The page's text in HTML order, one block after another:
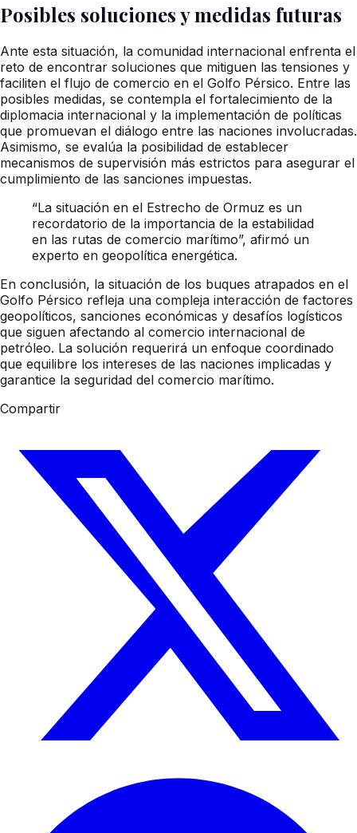
Posibles soluciones y medidas futuras
Ante esta situación, la comunidad internacional enfrenta el
reto de encontrar soluciones que mitiguen las tensiones y
faciliten el flujo de comercio en el Golfo Pérsico. Entre las
posibles medidas, se contempla el fortalecimiento de la
diplomacia internacional y la implementación de políticas
que promuevan el diálogo entre las naciones involucradas.
Asimismo, se evalúa la posibilidad de establecer
mecanismos de supervisión más estrictos para asegurar el
cumplimiento de las sanciones impuestas.
“La situación en el Estrecho de Ormuz es un
recordatorio de la importancia de la estabilidad
en las rutas de comercio marítimo”, afirmó un
experto en geopolítica energética.
En conclusión, la situación de los buques atrapados en el
Golfo Pérsico refleja una compleja interacción de factores
geopolíticos, sanciones económicas y desafíos logísticos
que siguen afectando al comercio internacional de
petróleo. La solución requerirá un enfoque coordinado
que equilibre los intereses de las naciones implicadas y
garantice la seguridad del comercio marítimo.
Compartir